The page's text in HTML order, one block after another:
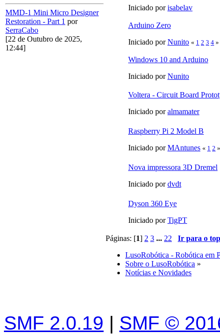
MMD-1 Mini Micro Designer
Restoration - Part 1 por
SerraCabo
[22 de Outubro de 2025,
12:44]
Iniciado porisabelav
Arduino Zero
Iniciado porNunito « 1 2 3 4 »
Windows 10 and Arduino
Iniciado porNunito
Voltera - Circuit Board
Iniciado poralmamater
Raspberry Pi 2 Model B
Iniciado porMAntunes « 1 2 »
Nova impressora 3D Dremel
Iniciado pordvdt
Dyson 360 Eye
Iniciado porTigPT
Páginas: [1] 2 3 ... 22
Ir para o
LusoRobótica - Robótica em
Sobre o LusoRobótica »
Notícias e Novidades
SMF 2.0.19 | SMF ©